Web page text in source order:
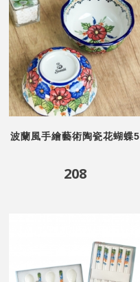
波蘭風手繪藝術陶瓷花蝴蝶5
208